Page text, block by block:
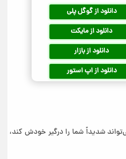
دانلود از گوگل پلی
دانلود از مایکت
دانلود از بازار
دانلود از اپ استور
شدیداً شما را درگیر خودش کند،